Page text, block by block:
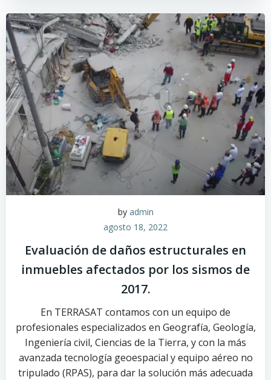
by admin
agosto 18, 2022
Evaluación de daños estructurales en
inmuebles afectados por los sismos de
2017.
En TERRASAT contamos con un equipo de
profesionales especializados en Geografía, Geología,
Ingeniería civil, Ciencias de la Tierra, y con la más
avanzada tecnología geoespacial y equipo aéreo no
tripulado (RPAS), para dar la solución más adecuada